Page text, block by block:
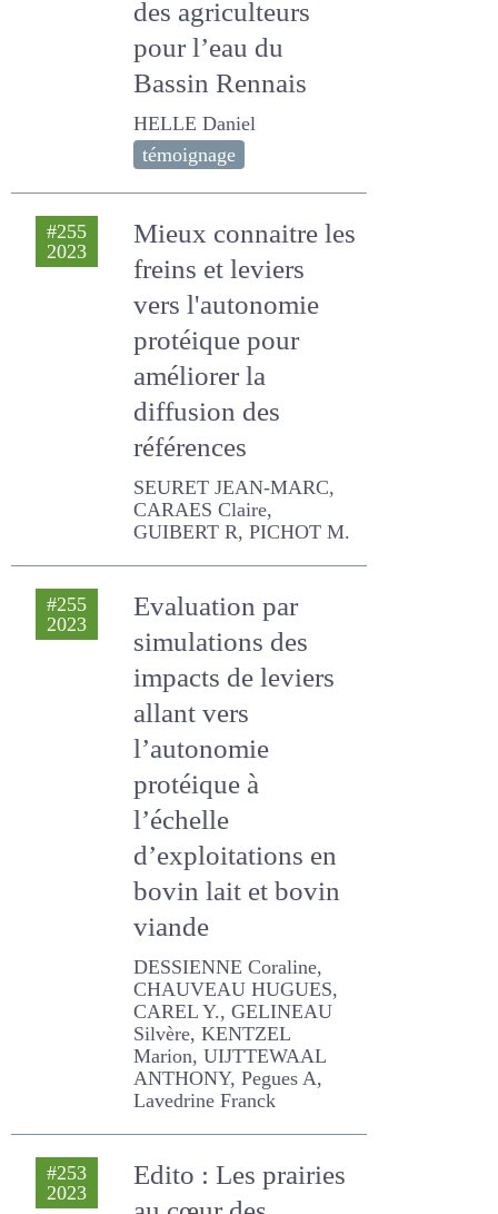
environnementaux
des agriculteurs
Bassin Rennais
Mieux connaitre
les freins et leviers
vers l'autonomie
protéique pour
améliorer la
références
SEURET JEAN-MARC,
CARAES Claire, GUIBERT R,
PICHOT M.
Evaluation par
simulations des
impacts de leviers
allant vers
l’autonomie
protéique à
l’échelle
d’exploitations en
viande
DESSIENNE Coraline,
CHAUVEAU HUGUES,
CAREL Y., GELINEAU
Silvère, KENTZEL Marion,
UIJTTEWAAL ANTHONY,
Pegues A, Lavedrine
Franck